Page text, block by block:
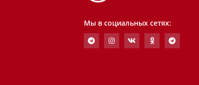
Мы в социальных сетях: